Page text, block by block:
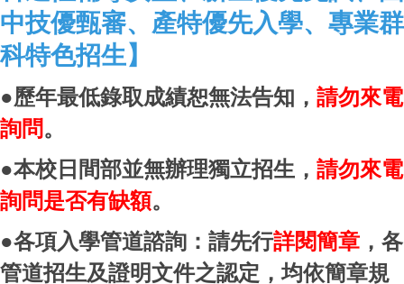
中技優甄審、產特優先入學、專業群
科特色招生】
●歷年最低錄取成績恕無法告知， 請勿來電
詢問。
●本校日間部並無辦理獨立招生， 請勿來電
詢問是否有缺額。
●各項入學管道諮詢：請先行詳閱簡章 ，各
管道招生及證明文件之認定，均依簡章規